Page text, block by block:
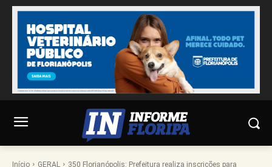
Início GERAL
350 Florianópolis: Prefeitura realiza inscrições para